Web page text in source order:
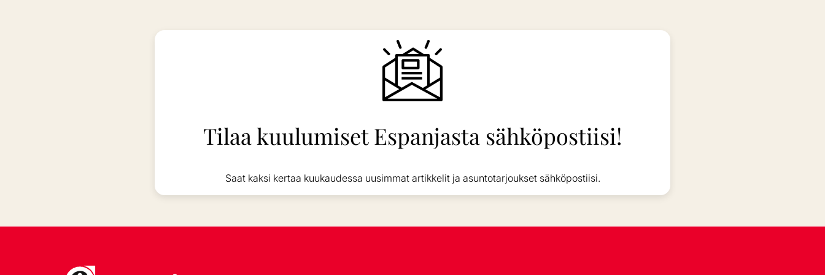
Tilaa kuulumiset Espanjasta sähköpostiisi!
Saat kaksi kertaa kuukaudessa uusimmat artikkelit ja asuntotarjoukset sähköpostiisi.